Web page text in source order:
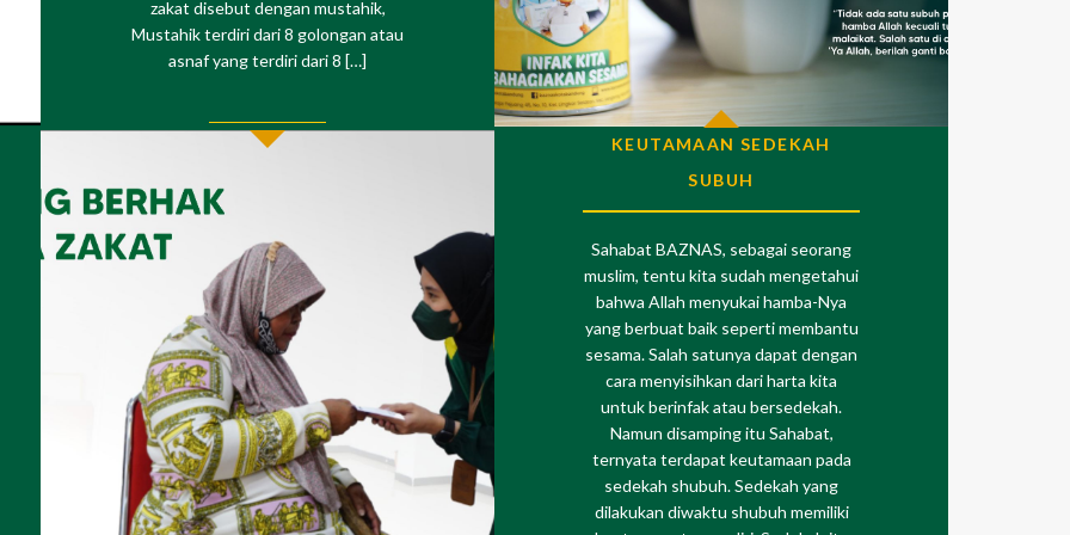
zakat disebut dengan mustahik,
Mustahik terdiri dari 8 golongan atau
asnaf yang terdiri dari 8 […]
KEUTAMAAN SEDEKAH
SUBUH
Sahabat BAZNAS, sebagai seorang
muslim, tentu kita sudah mengetahui
bahwa Allah menyukai hamba-Nya
yang berbuat baik seperti membantu
sesama. Salah satunya dapat dengan
cara menyisihkan dari harta kita
untuk berinfak atau bersedekah.
Namun disamping itu Sahabat,
ternyata terdapat keutamaan pada
sedekah shubuh. Sedekah yang
dilakukan diwaktu shubuh memiliki